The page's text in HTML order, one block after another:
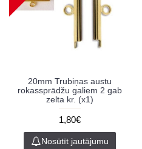
20mm Trubiņas austu
rokassprādžu galiem 2 gab
zelta kr. (x1)
1,80€
Nosūtīt jautājumu